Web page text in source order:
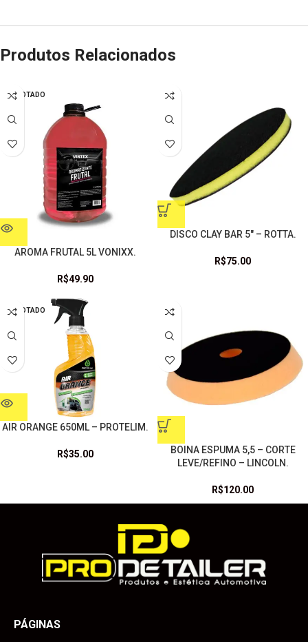
Produtos Relacionados
ESGOTADO
AROMA FRUTAL 5L VONIXX.
R$49.90
DISCO CLAY BAR 5″ – ROTTA.
R$75.00
ESGOTADO
AIR ORANGE 650ML – PROTELIM.
R$35.00
BOINA ESPUMA 5,5 – CORTE
LEVE/REFINO – LINCOLN.
R$120.00
PÁGINAS